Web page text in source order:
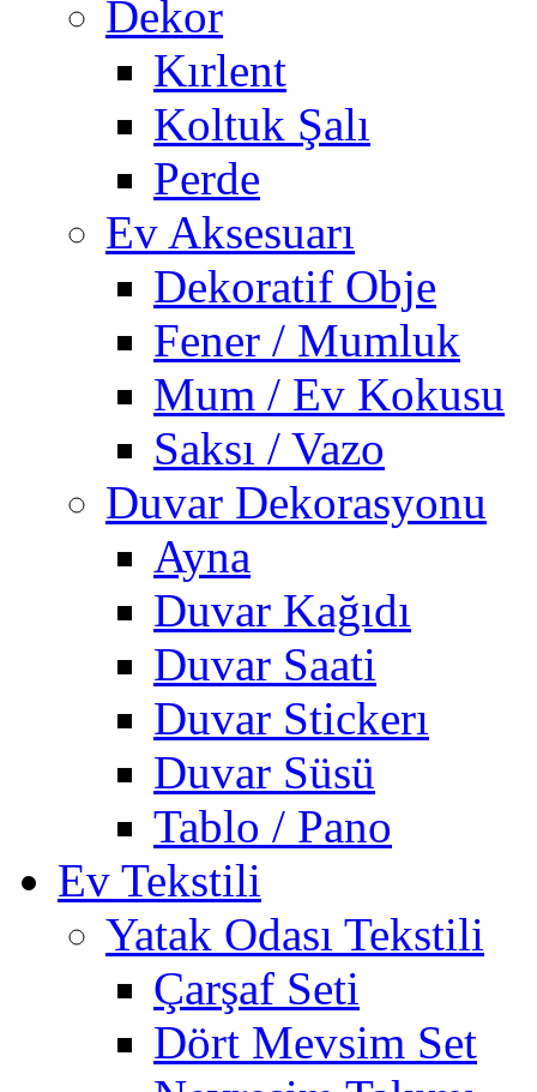
Dekor
Kırlent
Koltuk Şalı
Perde
Ev Aksesuarı
Dekoratif Obje
Fener / Mumluk
Mum / Ev Kokusu
Saksı / Vazo
Duvar Dekorasyonu
Ayna
Duvar Kağıdı
Duvar Saati
Duvar Stickerı
Duvar Süsü
Tablo / Pano
Ev Tekstili
Yatak Odası Tekstili
Çarşaf Seti
Dört Mevsim Set